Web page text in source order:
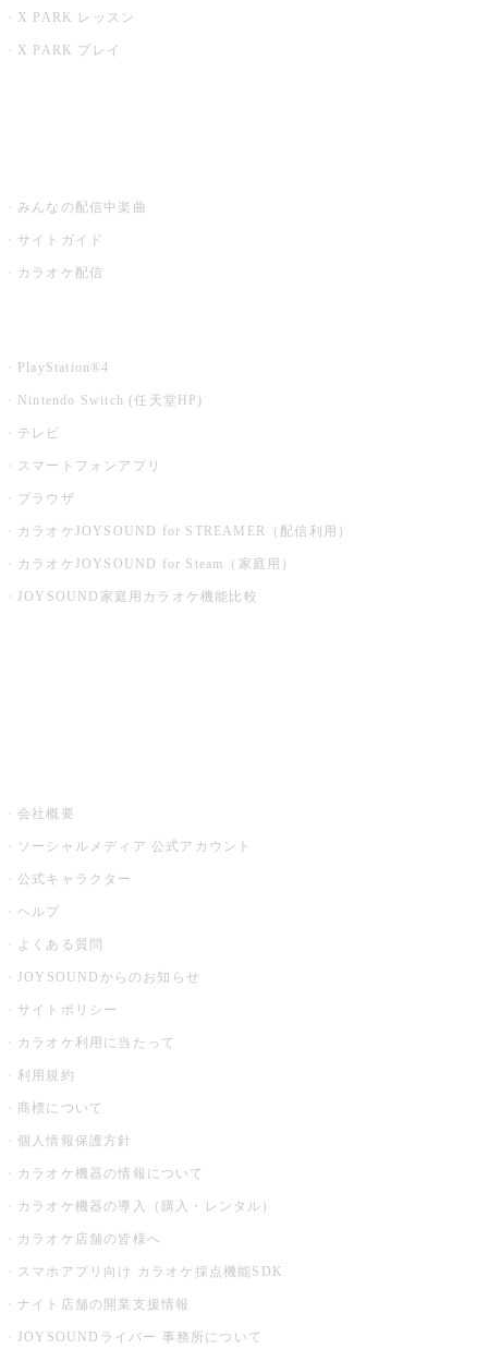
X PARK レッスン
X PARK プレイ
みんなの配信中楽曲
サイトガイド
カラオケ配信
PlayStation®4
Nintendo Switch (任天堂HP)
テレビ
スマートフォンアプリ
ブラウザ
カラオケJOYSOUND for STREAMER（配信利用）
カラオケJOYSOUND for Steam（家庭用）
JOYSOUND家庭用カラオケ機能比較
会社概要
ソーシャルメディア 公式アカウント
公式キャラクター
ヘルプ
よくある質問
JOYSOUNDからのお知らせ
サイトポリシー
カラオケ利用に当たって
利用規約
商標について
個人情報保護方針
カラオケ機器の情報について
カラオケ機器の導入（購入・レンタル）
カラオケ店舗の皆様へ
スマホアプリ向け カラオケ採点機能SDK
ナイト店舗の開業支援情報
JOYSOUNDライバー 事務所について